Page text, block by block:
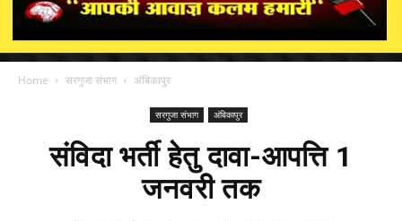
Home सरगुजा संभाग अंबिकापुर
सरगुजा संभाग अंबिकापुर
संविदा भर्ती हेतु दावा-आपत्ति 1
जनवरी तक